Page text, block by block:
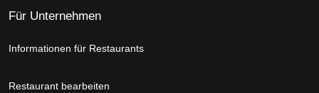
Für Unternehmen
Informationen für Restaurants
Restaurant bearbeiten